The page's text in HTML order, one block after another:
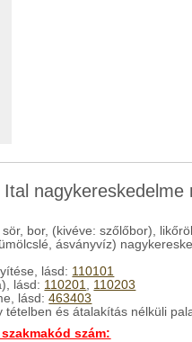
nagykereskedelme
bor, (kivéve: szőlőbor),
ásványvíz)
lásd: 110101
lásd: 110201, 110203
lásd:463403
tételben és átalakítás nélküli
szakmakód szám: